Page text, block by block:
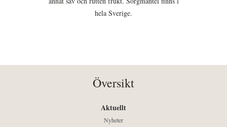
hela Sverige.
Översikt
Aktuellt
Nyheter